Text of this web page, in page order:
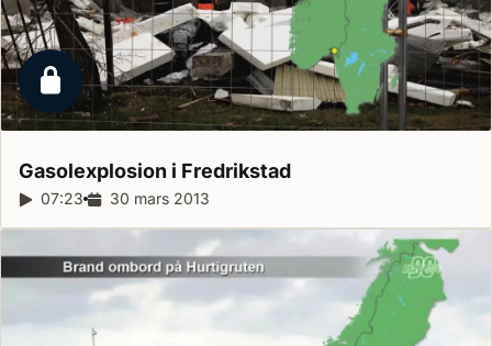
Låst reportage
Gasolexplosion i Fredrikstad
Reportagelängd:
07:23 Releasedatum:
30 mars 2013